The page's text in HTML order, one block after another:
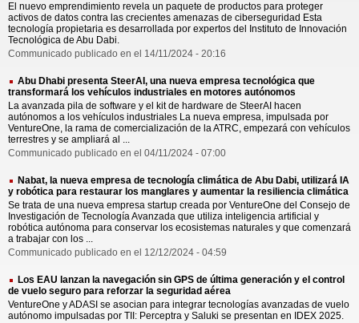
El nuevo emprendimiento revela un paquete de productos para proteger
activos de datos contra las crecientes amenazas de ciberseguridad Esta
tecnología propietaria es desarrollada por expertos del Instituto de Innovación
Tecnológica de Abu Dabi.
Communicado publicado en el 14/11/2024 - 20:16
Abu Dhabi presenta SteerAI, una nueva empresa tecnológica que
transformará los vehículos industriales en motores autónomos
La avanzada pila de software y el kit de hardware de SteerAI hacen
autónomos a los vehículos industriales La nueva empresa, impulsada por
VentureOne, la rama de comercialización de la ATRC, empezará con vehículos
terrestres y se ampliará al ...
Communicado publicado en el 04/11/2024 - 07:00
Nabat, la nueva empresa de tecnología climática de Abu Dabi, utilizará IA
y robótica para restaurar los manglares y aumentar la resiliencia climática
Se trata de una nueva empresa startup creada por VentureOne del Consejo de
Investigación de Tecnología Avanzada que utiliza inteligencia artificial y
robótica autónoma para conservar los ecosistemas naturales y que comenzará
a trabajar con los ...
Communicado publicado en el 12/12/2024 - 04:59
Los EAU lanzan la navegación sin GPS de última generación y el control
de vuelo seguro para reforzar la seguridad aérea
VentureOne y ADASI se asocian para integrar tecnologías avanzadas de vuelo
autónomo impulsadas por TII: Perceptra y Saluki se presentan en IDEX 2025.